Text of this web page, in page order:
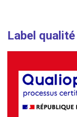
Label qualité